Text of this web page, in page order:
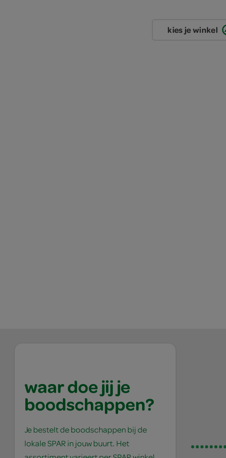
kies je winkel
waar doe jij je
boodschappen?
Je bestelt de boodschappen bij de
lokale SPAR in jouw buurt. Het